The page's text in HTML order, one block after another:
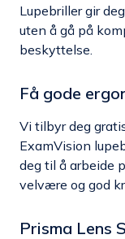
Lupebriller gir
uten å gå på
beskyttelse.
Få gode
Vi tilbyr deg
ExamVision
deg til å arbeide
velvære og god
Prisma Lens